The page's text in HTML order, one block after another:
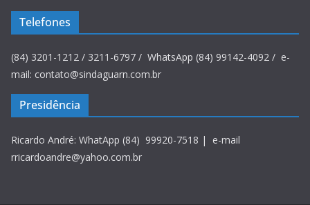
Telefones
(84) 3201-1212 / 3211-6797 / WhatsApp (84) 99142-4092 / e-
mail: contato@sindaguarn.com.br
Presidência
Ricardo André: WhatApp (84) 99920-7518 | e-mail
rricardoandre@yahoo.com.br